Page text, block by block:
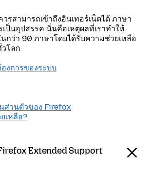
วรสามารถเข้าถึงอินเทอร์เน็ตได้ ภาษา
ป็นอุปสรรค นั่นคือเหตุผลที่เราทำให้
กว่า 90 ภาษาโดยได้รับความช่วยเหลือ
โลก
งการของระบบ
ส่วนตัวของ Firefox
เหลือ?
Extended Support